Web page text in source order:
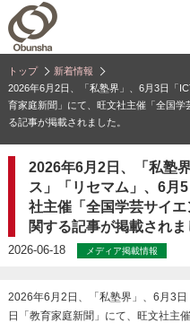
トップ
新着情報
2026年6月2日、「私塾界」、6月3日「
育家庭新聞」にて、旺文社主催「全国
る記事が掲載されました。
2026年6月2日、「私塾
ス」「リセマム」、6月
社主催「全国学芸サイ
関する記事が掲載されま
2026-06-18 メディア掲載情報
2026年6月2日、「私塾界」、6月3
日「教育家庭新聞」にて、旺文社主